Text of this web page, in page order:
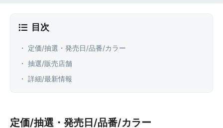
目次
・ 定価/抽選・発売日/品番/カラー
・ 抽選/販売店舗
・ 詳細/最新情報
定価/抽選・発売日/品番/カラー